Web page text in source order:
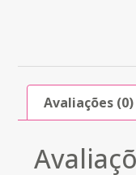
Avaliações (0)